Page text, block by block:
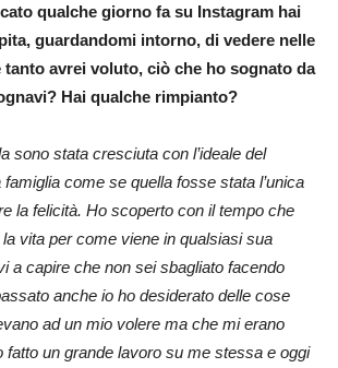
qualche giorno fa su Instagram hai
guardandomi intorno, di vedere nelle
avrei voluto, ciò che ho sognato da
Hai qualche rimpianto?
sono stata cresciuta con l’ideale del
come se quella fosse stata l’unica
la felicità. Ho scoperto con il tempo che
vita per come viene in qualsiasi sua
a capire che non sei sbagliato facendo
anche io ho desiderato delle cose
ad un mio volere ma che mi erano
fatto un grande lavoro su me stessa e oggi